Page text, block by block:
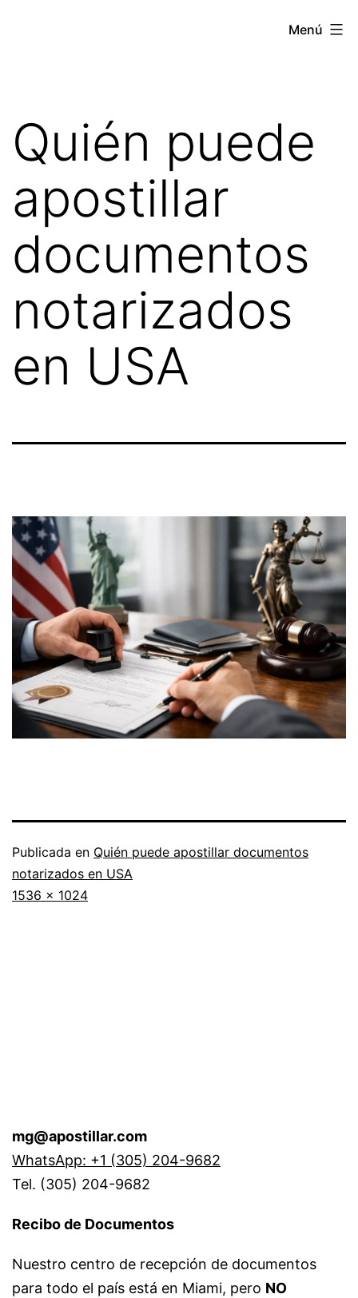
Menú
Quién puede
apostillar
documentos
notarizados
en USA
Publicada en Quién puede apostillar documentos
notarizados en USA
Tamaño
1536 × 1024
mg@apostillar.com
WhatsApp: +1 (305) 204-9682
Tel. (305) 204-9682
Recibo de Documentos
Nuestro centro de recepción de documentos
para todo el país está en Miami, pero NO